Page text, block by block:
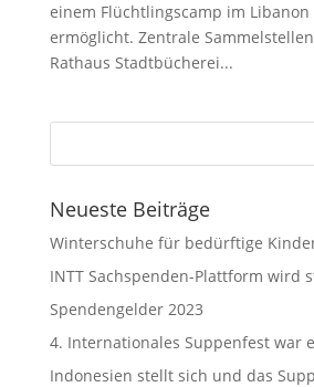
einem Flüchtlingscamp im
ermöglicht. Zentrale
Rathaus Stadtbücherei...
Neueste Beiträge
Winterschuhe für bedürftige
INTT Sachspenden-Plattform wird
Spendengelder 2023
4. Internationales Suppenfest war
Indonesien stellt sich und das